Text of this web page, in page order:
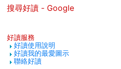
搜尋好讀 - Google
好讀服務
好讀使用說明
好讀我的最愛圖示
聯絡好讀